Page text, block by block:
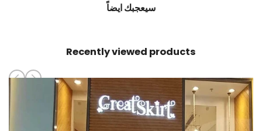
سيعجبك ايضاً
Recently viewed products